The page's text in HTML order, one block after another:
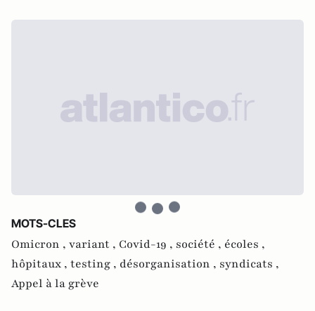
MOTS-CLES
Omicron , variant , Covid-19 , société , écoles ,
hôpitaux , testing , désorganisation , syndicats ,
Appel à la grève